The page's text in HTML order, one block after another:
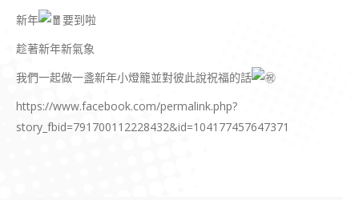
新年
要到啦
趁著新年新氣象
我們一起做一盞新年小燈籠並對彼此說祝福的話
https://www.facebook.com/permalink.php?
story_fbid=791700112228432&id=104177457647371